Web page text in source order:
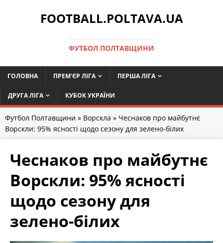
FOOTBALL.POLTAVA.UA
ФУТБОЛ ПОЛТАВЩИНИ
ГОЛОВНА ПРЕМ’ЄР ЛІГА ПЕРША ЛІГА
ДРУГА ЛІГА КУБОК УКРАЇНИ
Футбол Полтавщини » Ворскла » Чеснаков про майбутнє
Ворскли: 95% ясності щодо сезону для зелено-білих
Чеснаков про майбутнє
Ворскли: 95% ясності
щодо сезону для
зелено-білих